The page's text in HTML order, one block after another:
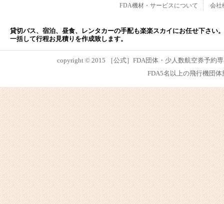
FDA機材・サービスについて
会社
貸切バス、宿泊、昼食、レンタカーの手配も楽楽スカイにお任せ下さい。
一括して行程お見積りを作成致します。
copyright © 2015 ［公式］FDA団体・少人数航空券予約
FDA5名以上の飛行機団